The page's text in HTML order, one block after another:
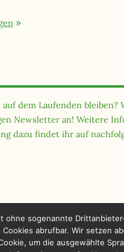
dem Laufenden bleiben?
Newsletter an! Weitere
dazu findet ihr auf
ohne sogenannte
abrufbar. Wir setzen
um die ausgewählte